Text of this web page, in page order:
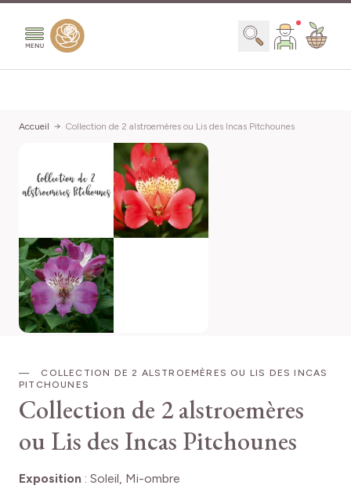
Chercher
Accueil Collection de 2 alstroemères ou Lis des Incas Pitchounes
COLLECTION DE 2 ALSTROEMÈRES OU LIS DES INCAS
PITCHOUNES
Collection de 2 alstroemères
ou Lis des Incas Pitchounes
Exposition : Soleil, Mi-ombre